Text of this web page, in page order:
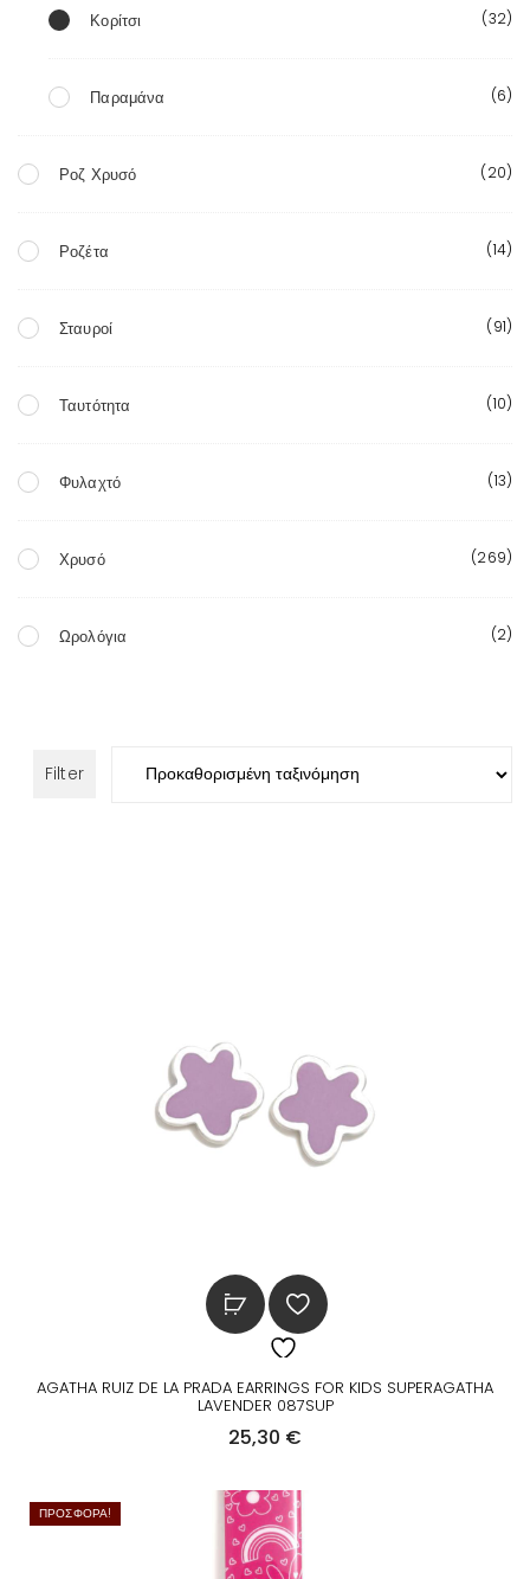
Κορίτσι (32)
Παραμάνα (6)
Ροζ Χρυσό (20)
Ροζέτα (14)
Σταυροί (91)
Ταυτότητα (10)
Φυλαχτό (13)
Χρυσό (269)
Ωρολόγια (2)
Filter
AGATHA RUIZ DE LA PRADA EARRINGS FOR KIDS SUPERAGATHA
LAVENDER 087SUP
25,30 €
ΠΡΟΣΦΟΡΆ!